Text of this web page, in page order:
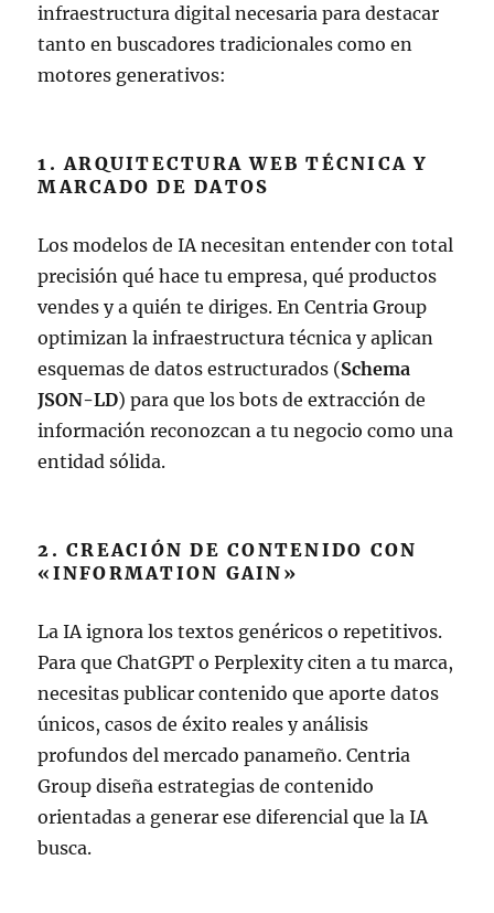
infraestructura digital necesaria para destacar
tanto en buscadores tradicionales como en
motores generativos:
1. ARQUITECTURA WEB TÉCNICA Y
MARCADO DE DATOS
Los modelos de IA necesitan entender con total
precisión qué hace tu empresa, qué productos
vendes y a quién te diriges. En Centria Group
optimizan la infraestructura técnica y aplican
esquemas de datos estructurados (Schema
JSON-LD) para que los bots de extracción de
información reconozcan a tu negocio como una
entidad sólida.
2. CREACIÓN DE CONTENIDO CON
«INFORMATION GAIN»
La IA ignora los textos genéricos o repetitivos.
Para que ChatGPT o Perplexity citen a tu marca,
necesitas publicar contenido que aporte datos
únicos, casos de éxito reales y análisis
profundos del mercado panameño. Centria
Group diseña estrategias de contenido
orientadas a generar ese diferencial que la IA
busca.